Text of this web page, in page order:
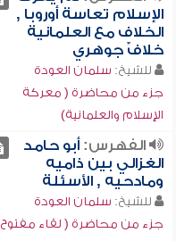
الإسلام تعاسة أوروبا ,
الخلاف مع العلمانية
خلافٌ جوهري
للشيخ: سلمان العودة
جزء من محاضرة ( معركة
الإسلام والعلمانية)
الفهرس:أبو حامد
الغزالي بين ذاميه
ومادحيه , الأسئلة
للشيخ: سلمان العودة
جزء من محاضرة ( لقاء مفتوح